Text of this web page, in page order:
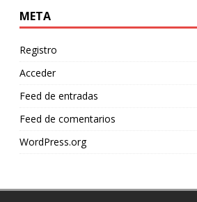
META
Registro
Acceder
Feed de entradas
Feed de comentarios
WordPress.org